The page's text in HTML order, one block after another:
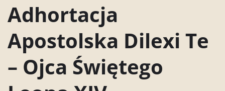
Adhortacja
Apostolska Dilexi Te
– Ojca Świętego